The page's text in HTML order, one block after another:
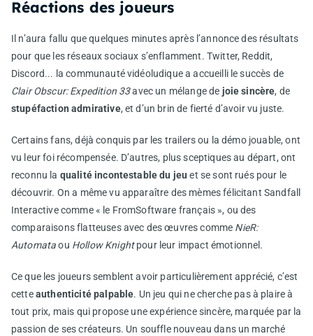
Réactions des joueurs
Il n’aura fallu que quelques minutes après l’annonce des résultats
pour que les réseaux sociaux s’enflamment. Twitter, Reddit,
Discord... la communauté vidéoludique a accueilli le succès de
Clair Obscur: Expedition 33avec un mélange de joie sincère, de
stupéfaction admirative, et d’un brin de fierté d’avoir vu juste.
Certains fans, déjà conquis par les trailers ou la démo jouable, ont
vu leur foi récompensée. D’autres, plus sceptiques au départ, ont
reconnu la qualité incontestable du jeu et se sont rués pour le
découvrir. On a même vu apparaître des mèmes félicitant Sandfall
Interactive comme « le FromSoftware français », ou des
comparaisons flatteuses avec des œuvres comme NieR:
Automataou Hollow Knightpour leur impact émotionnel.
Ce que les joueurs semblent avoir particulièrement apprécié, c’est
cetteauthenticité palpable. Un jeu qui ne cherche pas à plaire à
tout prix, mais qui propose une expérience sincère, marquée par la
passion de ses créateurs. Un souffle nouveau dans un marché